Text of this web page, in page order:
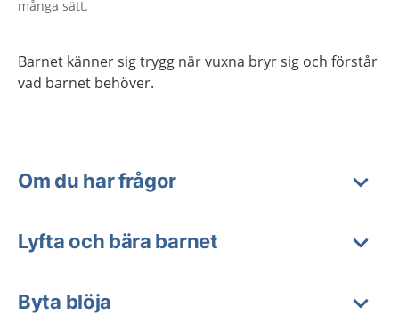
många sätt.
Barnet känner sig trygg när vuxna bryr sig och förstår
vad barnet behöver.
Om du har frågor
Lyfta och bära barnet
Byta blöja